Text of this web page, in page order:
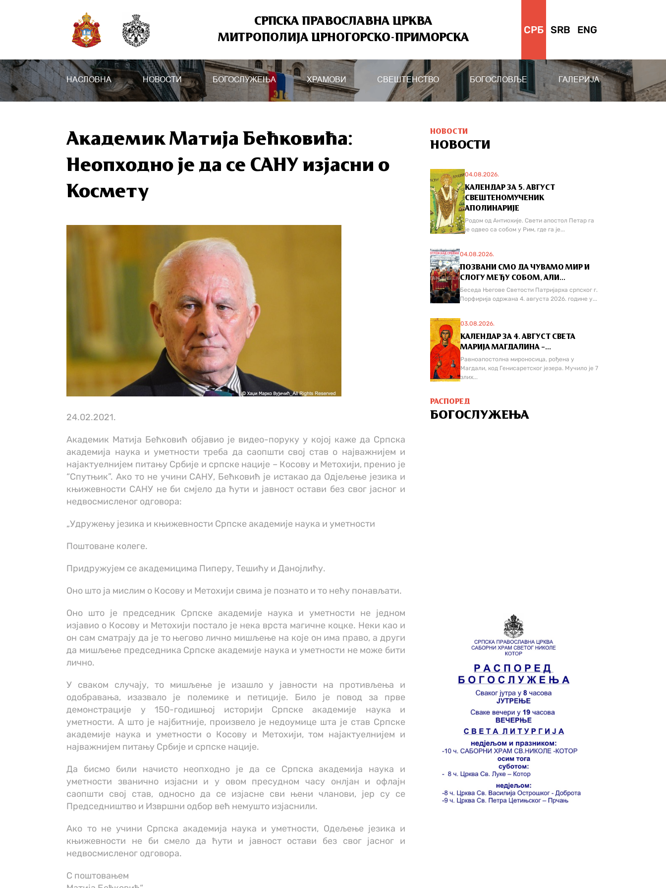
СРПСКА ПРАВОСЛАВНА ЦРКВА
МИТРОПОЛИЈА ЦРНОГОРСКО-ПРИМОРСКА
СРБ SRB ENG
НАСЛОВНА НОВОСТИ БОГОСЛУЖЕЊА ХРАМОВИ СВЕШТЕНСТВО БОГОСЛОВЉЕ ГАЛЕРИЈА
Академик Матија Бећковића:
Неопходно је да се САНУ изјасни о
Космету
24.02.2021.
Академик Матија Бећковић објавио је видео-поруку у којој каже да Српска
академија наука и уметности треба да саопшти свој став о најважнијем и
најактуелнијем питању Србије и српске нације – Косову и Метохији, пренио је
“Спутњик”. Ако то не учини САНУ, Бећковић је истакао да Одјељење језика и
књижевности САНУ не би смјело да ћути и јавност остави без свог јасног и
недвосмисленог одговора:
„Удружењу језика и књижевности Српске академије наука и уметности
Поштоване колеге.
Придружујем се академицима Пиперу, Тешићу и Данојлићу.
Оно што ја мислим о Косову и Метохији свима је познато и то нећу понављати.
Оно што је председник Српске академије наука и уметности не једном
изјавио о Косову и Метохији постало је нека врста магичне коцке. Неки као и
он сам сматрају да је то његово лично мишљење на које он има право, а други
да мишљење председника Српске академије наука и уметности не може бити
лично.
У сваком случају, то мишљење је изашло у јавности на противљења и
одобравања, изазвало је полемике и петиције. Било је повод за прве
демонстрације у 150-годишњој историји Српске академије наука и
уметности. А што је најбитније, произвело је недоумице шта је став Српске
академије наука и уметности о Косову и Метохији, том најактуелнијем и
најважнијем питању Србије и српске нације.
Да бисмо били начисто неопходно је да се Српска академија наука и
уметности званично изјасни и у овом пресудном часу онлјан и офлајн
саопшти свој став, односно да се изјасне сви њени чланови, јер су се
Председништво и Извршни одбор већ немушто изјаснили.
Ако то не учини Српска академија наука и уметности, Одељење језика и
књижевности не би смело да ћути и јавност остави без свог јасног и
недвосмисленог одговора.
С поштовањем
НОВОСТИ
НОВОСТИ
04.08.2026.
КАЛЕНДАР ЗА 5. АВГУСТ
СВЕШТЕНОМУЧЕНИК
АПОЛИНАРИЈЕ
Родом од Антиохије. Свети апостол Петар га
је одвео са собом у Рим, где га је...
04.08.2026.
ПОЗВАНИ СМО ДА ЧУВАМО МИР И
СЛОГУ МЕЂУ СОБОМ, АЛИ...
Беседа Његове Светости Патријарха српског г.
Порфирија одржана 4. августа 2026. године у...
03.08.2026.
КАЛЕНДАР ЗА 4. АВГУСТ СВЕТА
МАРИЈА МАГДАЛИНА –...
Равноапостолна мироносица, рођена у
Магдали, код Генисаретског језера. Мучилo је 7
злих...
РАСПОРЕД
БОГОСЛУЖЕЊА